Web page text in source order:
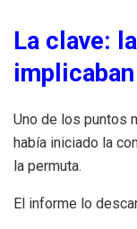
La clave:
Uno de los puntos
había iniciado la
la permuta.
El informe lo